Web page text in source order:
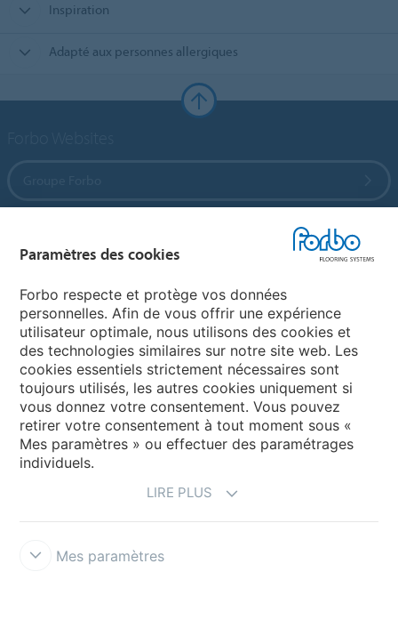
Inspiration
Adapté aux personnes allergiques
Selectionnez un pays
Sélectionnez votre pays
Paramètres des cookies
Forbo respecte et protège vos données
personnelles. Afin de vous offrir une expérience
utilisateur optimale, nous utilisons des cookies et
des technologies similaires sur notre site web. Les
cookies essentiels strictement nécessaires sont
toujours utilisés, les autres cookies uniquement si
vous donnez votre consentement. Vous pouvez
retirer votre consentement à tout moment sous «
Mes paramètres » ou effectuer des paramétrages
individuels.
LIRE PLUS
Mes paramètres